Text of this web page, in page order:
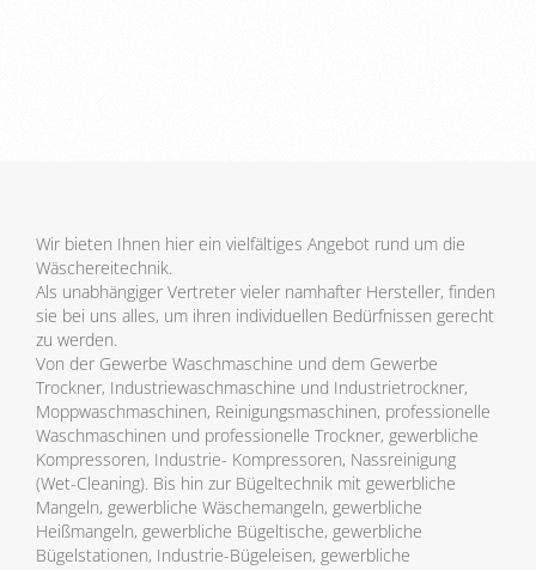
Wir bieten Ihnen hier ein vielfältiges Angebot rund um die
Wäschereitechnik.
Als unabhängiger Vertreter vieler namhafter Hersteller, finden
sie bei uns alles, um ihren individuellen Bedürfnissen gerecht
zu werden.
Von der Gewerbe Waschmaschine und dem Gewerbe
Trockner, Industriewaschmaschine und Industrietrockner,
Moppwaschmaschinen, Reinigungsmaschinen, professionelle
Waschmaschinen und professionelle Trockner, gewerbliche
Kompressoren, Industrie- Kompressoren, Nassreinigung
(Wet-Cleaning). Bis hin zur Bügeltechnik mit gewerbliche
Mangeln, gewerbliche Wäschemangeln, gewerbliche
Heißmangeln, gewerbliche Bügeltische, gewerbliche
Bügelstationen, Industrie-Bügeleisen, gewerbliche